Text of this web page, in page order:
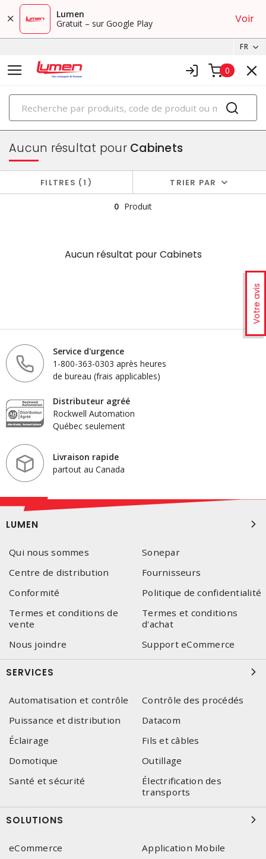
Lumen
Gratuit – sur Google Play
Voir
FR
0
PRODUITS
boîtiers et cabinets
Votre avis
Aucun résultat pourCabinets
FILTRES 1 TRIER PAR
0 Produit
Aucun résultat pourCabinets
Service d'urgence
1-800-363-0303 après heures
de bureau (frais applicables)
Distributeur agréé
Rockwell Automation
Québec seulement
Livraison rapide
partout au Canada
LUMEN
Qui nous sommes
Sonepar
Centre de distribution
Fournisseurs
Conformité
Politique de confidentialité
Termes et conditions de
vente
Termes et conditions
d'achat
Nous joindre
Support eCommerce
SERVICES
Automatisation et contrôle
Contrôle des procédés
Puissance et distribution
Datacom
Éclairage
Fils et câbles
Domotique
Outillage
Santé et sécurité
Électrification des
transports
SOLUTIONS
eCommerce
Application Mobile